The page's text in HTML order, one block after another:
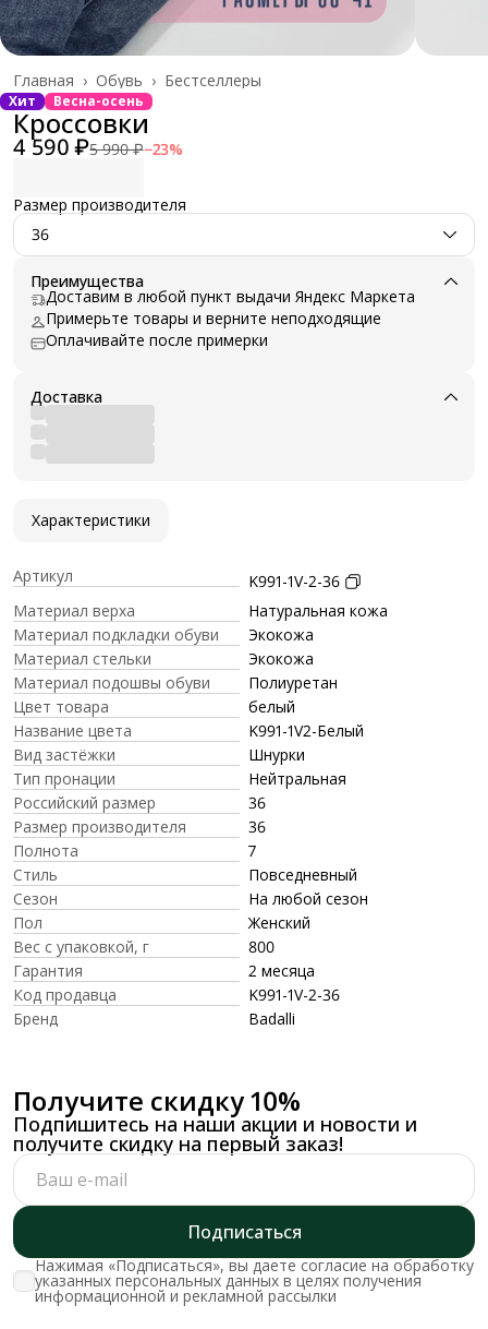
Бестселлеры
Обувь ›
Главная ›
Хит Весна-осень
Кроссовки
4 590 ₽5 990 ₽−23%
Размер производителя
36
Преимущества
Доставим в любой пункт выдачи Яндекс Маркета
Примерьте товары и верните неподходящие
Оплачивайте после примерки
Доставка
Характеристики
Артикул
K991-1V-2-36
Материал верха
Натуральная кожа
Материал подкладки обуви
Экокожа
Материал стельки
Экокожа
Материал подошвы обуви
Полиуретан
Цвет товара
белый
Название цвета
K991-1V2-Белый
Вид застёжки
Шнурки
Тип пронации
Нейтральная
Российский размер
36
Размер производителя
36
Полнота
7
Стиль
Повседневный
Сезон
На любой сезон
Пол
Женский
Вес с упаковкой, г
800
Гарантия
2 месяца
Код продавца
K991-1V-2-36
Бренд
Badalli
Получите скидку 10%
Подпишитесь на наши акции и новости и
получите скидку на первый заказ!
Подписаться
Нажимая «Подписаться», вы даете согласие на обработку
указанных персональных данных в целях получения
информационной и рекламной рассылки